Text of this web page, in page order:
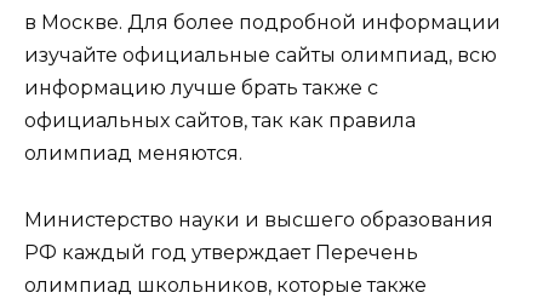
в Москве. Для более подробной информации
изучайте официальные сайты олимпиад, всю
информацию лучше брать также с
официальных сайтов, так как правила
олимпиад меняются.
Министерство науки и высшего образования
РФ каждый год утверждает Перечень
олимпиад школьников, которые также